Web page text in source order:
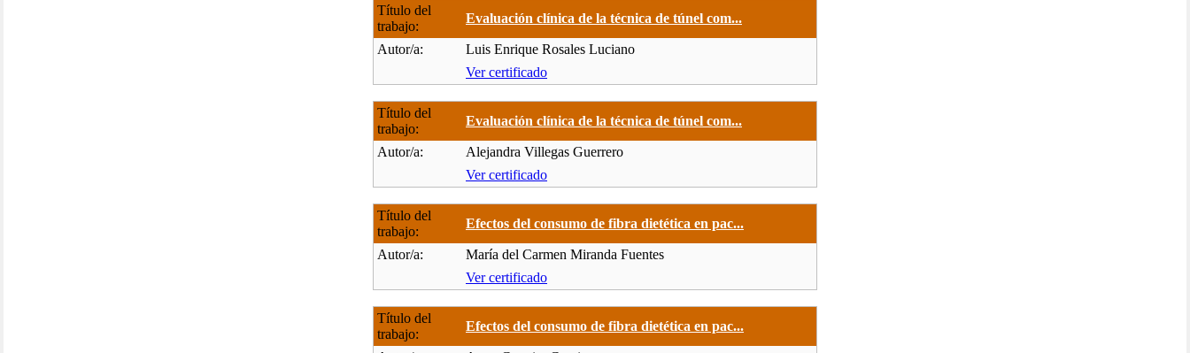
Título del
trabajo:
Evaluación clínica de la técnica de túnel com...
Autor/a:
Luis Enrique Rosales Luciano
Ver certificado
Título del
trabajo:
Evaluación clínica de la técnica de túnel com...
Autor/a:
Alejandra Villegas Guerrero
Ver certificado
Título del
trabajo:
Efectos del consumo de fibra dietética en pac...
Autor/a:
María del Carmen Miranda Fuentes
Ver certificado
Título del
trabajo:
Efectos del consumo de fibra dietética en pac...